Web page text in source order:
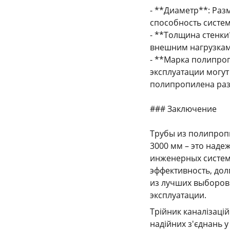
- **Диаметр**:
способность
- **Толщина
внешним
- **Марка
эксплуатации
полипропилена
### Заключение
Трубы из
3000 мм – это
инженерных
эффективность,
из лучших
эксплуатации.
Трійник
надійних з'єднань